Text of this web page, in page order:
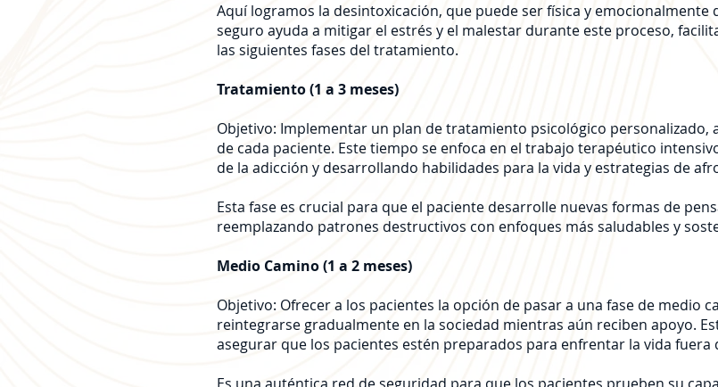
Aquí logramos la desintoxicación, que puede ser física y
seguro ayuda a mitigar el estrés y el malestar durante este proceso,
las siguientes fases del tratamiento.
Tratamiento (1 a 3 meses)
Objetivo: Implementar un plan de tratamiento psicológico personalizado,
de cada paciente. Este tiempo se enfoca en el trabajo terapéutico
de la adicción y desarrollando habilidades para la vida y estrategias de
Esta fase es crucial para que el paciente desarrolle nuevas formas de
reemplazando patrones destructivos con enfoques más saludables y
Medio Camino (1 a 2 meses)
Objetivo: Ofrecer a los pacientes la opción de pasar a una fase de medio
reintegrarse gradualmente en la sociedad mientras aún reciben apoyo.
asegurar que los pacientes estén preparados para enfrentar la vida